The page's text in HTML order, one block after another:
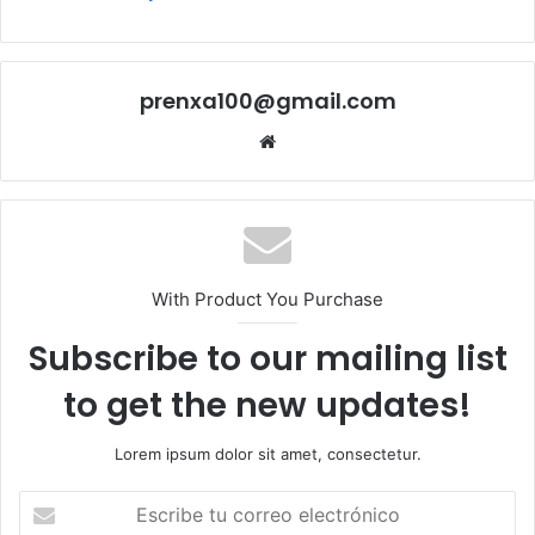
prenxa100@gmail.com
With Product You Purchase
Subscribe to our mailing list
to get the new updates!
Lorem ipsum dolor sit amet, consectetur.